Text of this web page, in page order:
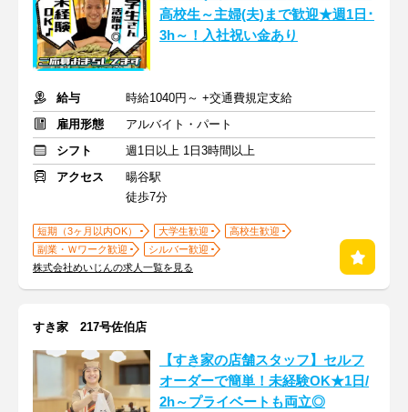
高校生～主婦(夫)まで歓迎★週1日･
3h～！入社祝い金あり
給与
時給1040円～ +交通費規定支給
雇用形態
アルバイト・パート
シフト
週1日以上 1日3時間以上
アクセス
暘谷駅
徒歩7分
短期（3ヶ月以内OK） 大学生歓迎
高校生歓迎
副業・Ｗワーク歓迎
シルバー歓迎
株式会社めいじんの求人一覧を見る
すき家 217号佐伯店
【すき家の店舗スタッフ】セルフ
オーダーで簡単！未経験OK★1日/
2h～プライベートも両立◎